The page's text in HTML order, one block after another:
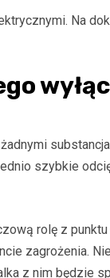
Na
szybkie
rolę z
zagrożenia.
z nim będzie